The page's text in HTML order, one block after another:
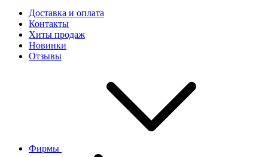
Доставка и оплата
Контакты
Хиты продаж
Новинки
Отзывы
Фирмы